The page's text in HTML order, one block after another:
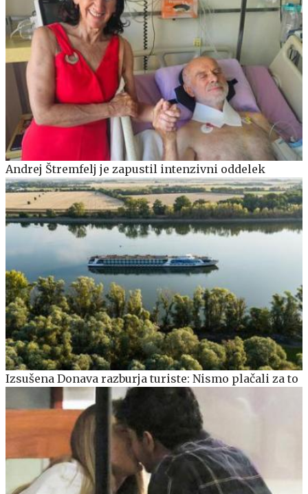
Andrej Štremfelj je zapustil intenzivni oddelek
Izsušena Donava razburja turiste: Nismo plačali za to